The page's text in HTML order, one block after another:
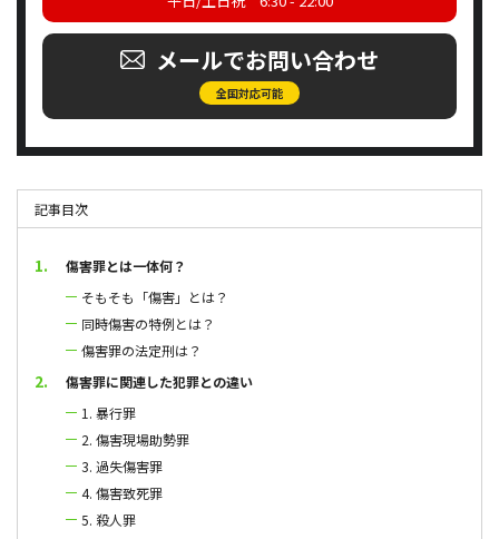
メールでお問い合わせ
全国対応可能
記事目次
傷害罪とは一体何？
そもそも「傷害」とは？
同時傷害の特例とは？
傷害罪の法定刑は？
傷害罪に関連した犯罪との違い
1. 暴行罪
2. 傷害現場助勢罪
3. 過失傷害罪
4. 傷害致死罪
5. 殺人罪